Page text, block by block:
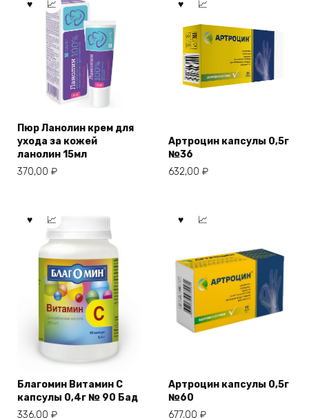
Пюр Ланолин крем для
ухода за кожей
ланолин 15мл
370,00 ₽
Артроцин капсулы 0,5г
№36
632,00 ₽
Благомин Витамин С
капсулы 0,4г № 90 Бад
336,00 ₽
Артроцин капсулы 0,5г
№60
677,00 ₽